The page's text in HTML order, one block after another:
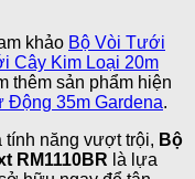
khảo Bộ Vòi Tưới
Cây Kim Loại 20m
thêm sản phẩm hiện
Động 35m Gardena.
tính năng vượt trội, Bộ
RM1110BR là lựa